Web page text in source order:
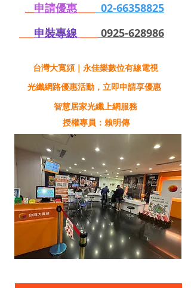
申請優惠
02-66358825
申裝專線
0925-628986
台灣大寬頻｜永佳樂數位有線電視
光纖網路優惠活動，立即申請享優惠
智慧居家光纖上網服務
授權專員：賴明傳